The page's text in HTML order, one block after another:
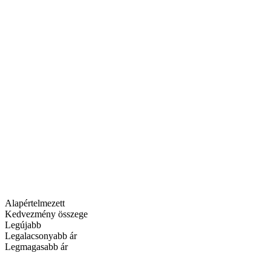
Alapértelmezett
Kedvezmény összege
Legújabb
Legalacsonyabb ár
Legmagasabb ár